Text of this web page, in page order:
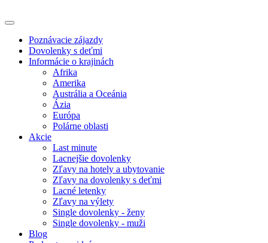
Poznávacie zájazdy
Dovolenky s deťmi
Informácie o krajinách
Afrika
Amerika
Austrália a Oceánia
Ázia
Európa
Polárne oblasti
Akcie
Last minute
Lacnejšie dovolenky
Zľavy na hotely a ubytovanie
Zľavy na dovolenky s deťmi
Lacné letenky
Zľavy na výlety
Single dovolenky - ženy
Single dovolenky - muži
Blog